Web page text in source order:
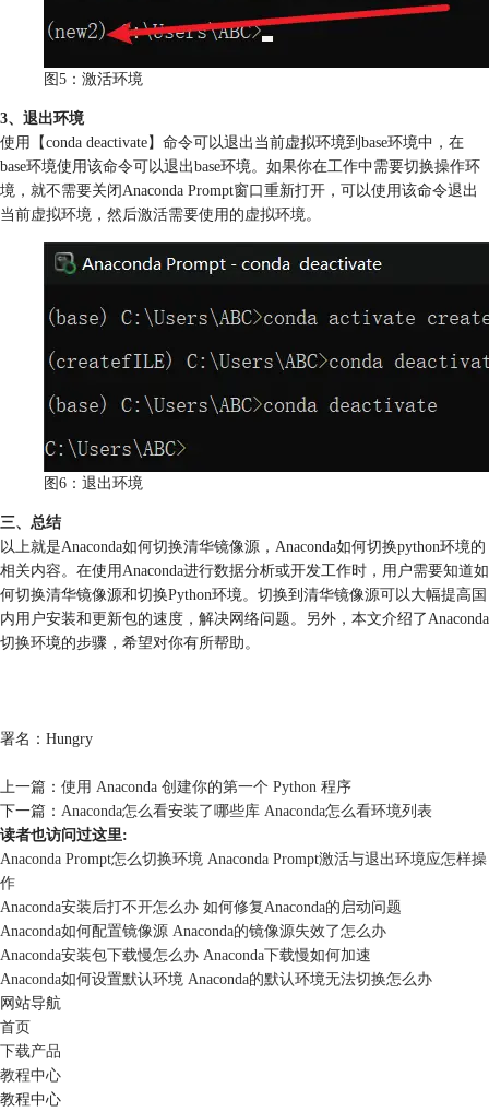
图5：激活环境
3、退出环境
使用【conda deactivate】命令可以退出当前虚拟环境到base环境中，在
base环境使用该命令可以退出base环境。如果你在工作中需要切换操作环
境，就不需要关闭Anaconda Prompt窗口重新打开，可以使用该命令退出
当前虚拟环境，然后激活需要使用的虚拟环境。
图6：退出环境
三、总结
以上就是Anaconda如何切换清华镜像源，Anaconda如何切换python环境的
相关内容。在使用Anaconda进行数据分析或开发工作时，用户需要知道如
何切换清华镜像源和切换Python环境。切换到清华镜像源可以大幅提高国
内用户安装和更新包的速度，解决网络问题。另外，本文介绍了Anaconda
切换环境的步骤，希望对你有所帮助。
署名：Hungry
上一篇： 使用 Anaconda 创建你的第一个 Python 程序
下一篇： Anaconda怎么看安装了哪些库 Anaconda怎么看环境列表
读者也访问过这里:
Anaconda Prompt怎么切换环境 Anaconda Prompt激活与退出环境应怎样操
作
Anaconda安装后打不开怎么办 如何修复Anaconda的启动问题
Anaconda如何配置镜像源 Anaconda的镜像源失效了怎么办
Anaconda安装包下载慢怎么办 Anaconda下载慢如何加速
Anaconda如何设置默认环境 Anaconda的默认环境无法切换怎么办
网站导航
首页
下载产品
教程中心
教程中心